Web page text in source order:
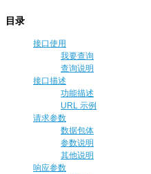
目录
接口使用
我要查询
查询说明
接口描述
功能描述
URL 示例
请求参数
数据包体
参数说明
其他说明
响应参数